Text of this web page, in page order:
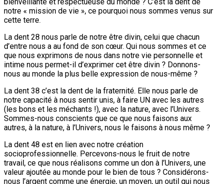
notre « mission de vie », ce pourquoi nous sommes venus sur
cette terre.
La dent 28 nous parle de notre être divin, celui que chacun
d’entre nous a au fond de son cœur. Qui nous sommes et ce
que nous exprimons de nous dans notre vie personnelle et
intime nous permet-il d’exprimer cet être divin ? Donnons-
nous au monde la plus belle expression de nous-même ?
La dent 38 c’est la dent de la fraternité. Elle nous parle de
notre capacité à nous sentir unis, à faire UN avec les autres
(les bons et les méchants !), avec la nature, avec l’Univers.
Sommes-nous conscients que ce que nous faisons aux
autres, à la nature, à l’Univers, nous le faisons à nous même ?
La dent 48 est en lien avec notre création
socioprofessionnelle. Percevons-nous le fruit de notre
travail, ce que nous réalisons comme un don à l’Univers, une
valeur ajoutée au monde pour le bien de tous ? Considérons-
nous l’argent comme une énergie, un moyen, un outil qui nous